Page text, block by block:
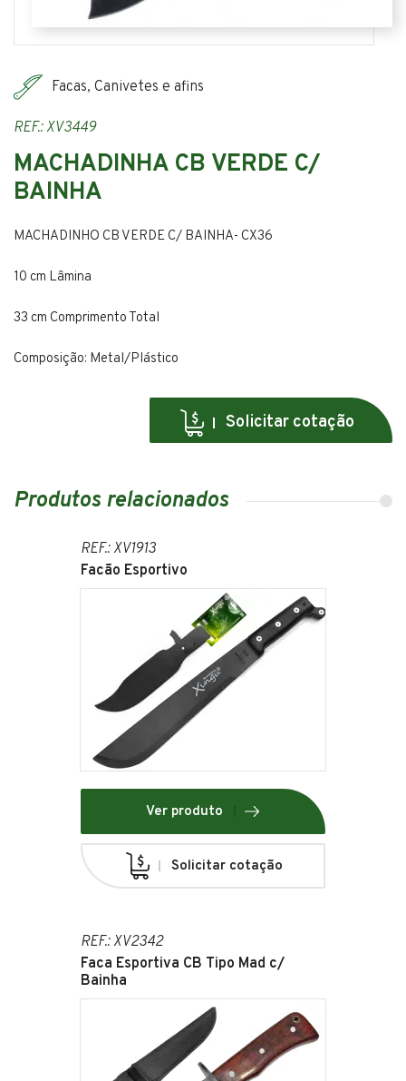
Facas, Canivetes e afins
REF.: XV3449
MACHADINHA CB VERDE C/
BAINHA
MACHADINHO CB VERDE C/ BAINHA- CX36
10 cm Lâmina
33 cm Comprimento Total
Composição: Metal/Plástico
Solicitar cotação
Produtos relacionados
REF.: XV1913
Facão Esportivo
Ver produto
Solicitar cotação
REF.: XV2342
Faca Esportiva CB Tipo Mad c/
Bainha